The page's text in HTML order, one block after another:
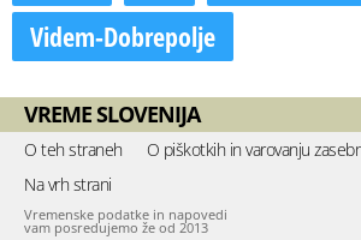
Videm-Dobrepolje
VREME SLOVENIJA
O teh straneh O piškotkih in varovanju
Na vrh strani
Vremenske podatke in napovedi
vam posredujemo že od 2013